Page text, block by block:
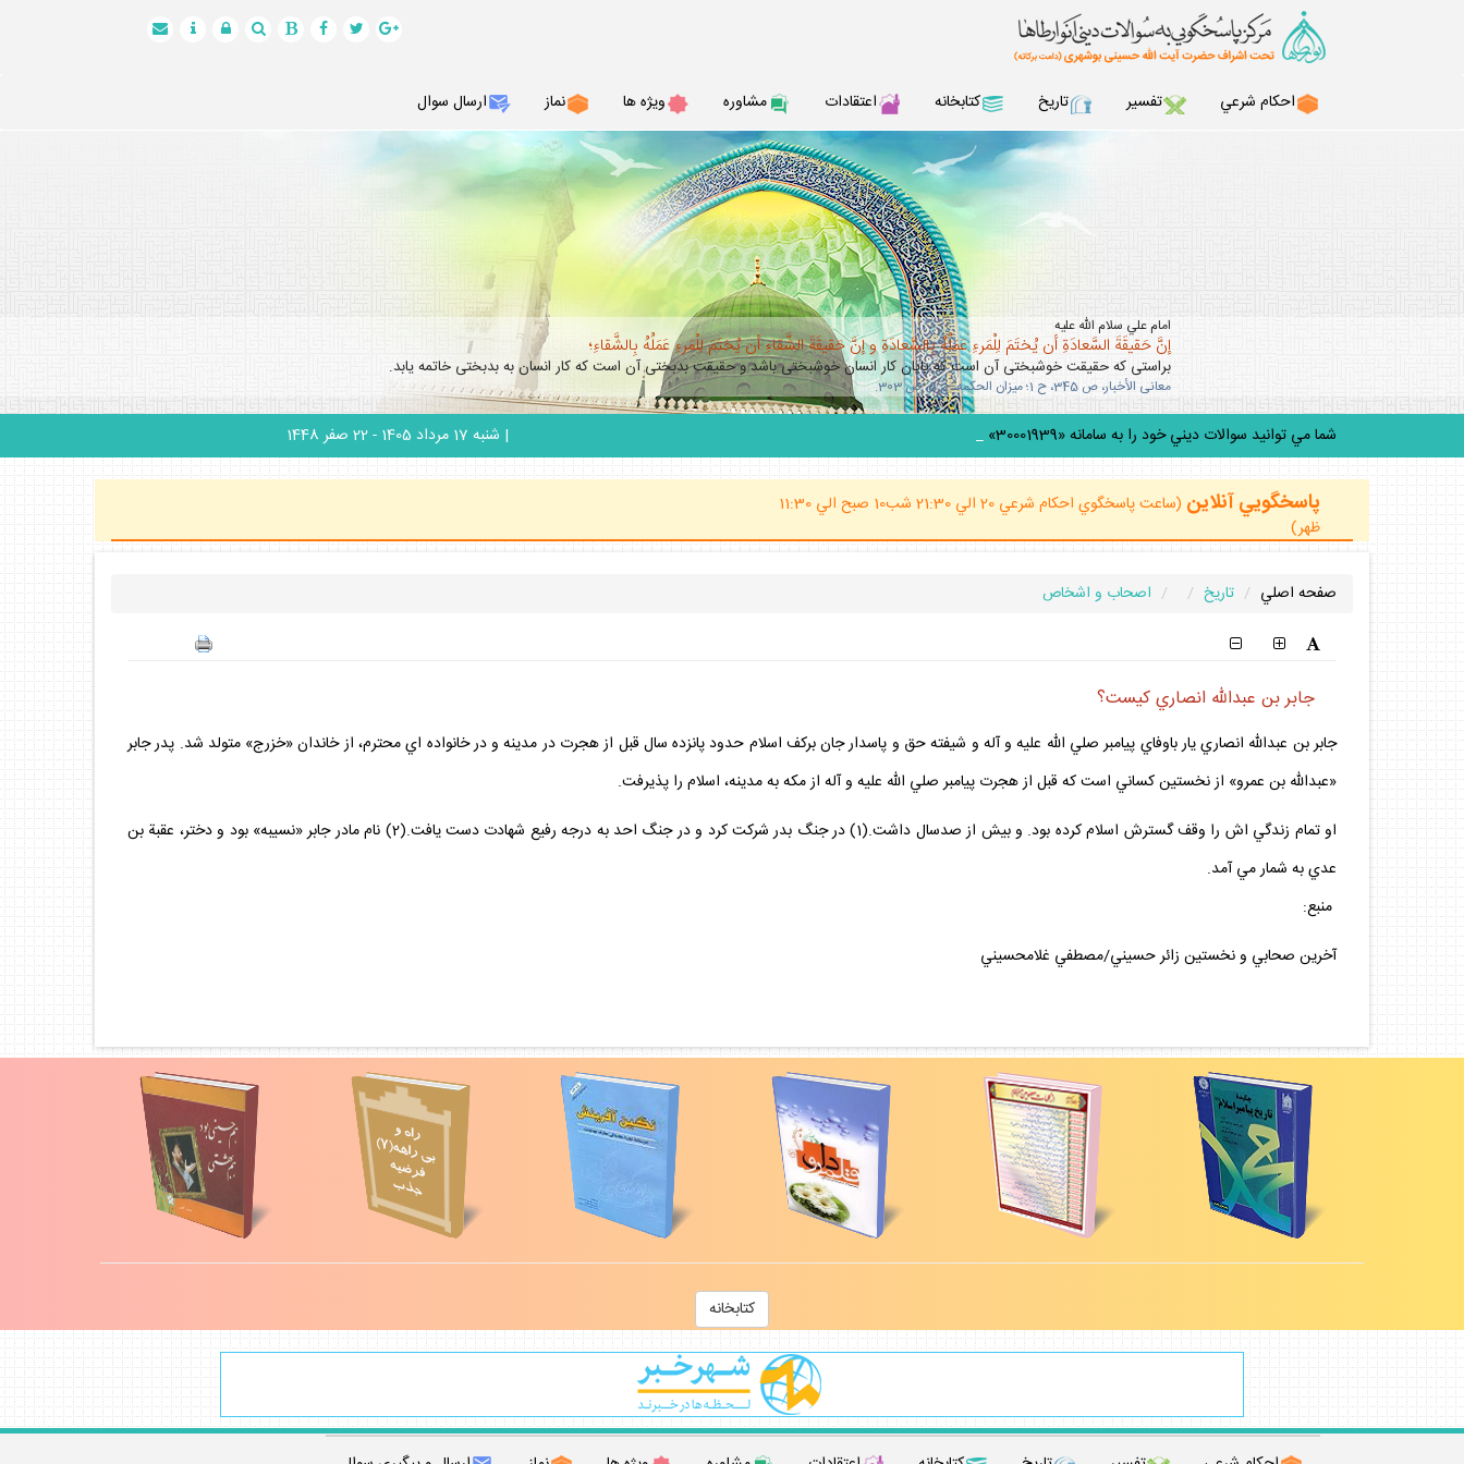
احكام شرعي تفسير تاريخ كتابخانه اعتقادات مشاوره ويژه ها نماز ارسال سوال
امام علي سلام الله عليه
إنَّ حَقيقَةَ السَّعادَةِ أن يُختَمَ لِلْمَرءِ عَمَلُهُ بِالسَّعادَةِ و إنَّ حَقيقَةَ الشَّقاءِ أن يُختَمَ لِلْمَرءِ عَمَلُهُ بِالشَّقاءِ؛
براستى كه حقيقت خوشبختى آن است كه پايان كار انسان خوشبختى باشد و حقيقت بدبختى آن است كه كار انسان به بدبختى خاتمه يابد.
معانى الأخبار، ص 345، ح 1؛ ميزان الحكمه، ج 5، ص 303.
شما مي توانيد سوالات ديني خود را به سامانه «30001939» پيام | شنبه 17 مرداد 1405 - 22 صفر 1448
پاسخگويي آنلاين
(ساعت پاسخگوي احكام شرعي 20 الي 21:30 شب10 صبح الي 11:30
ظهر)
صفحه اصلي تاريخ اصحاب و اشخاص
جابر بن عبداللّه انصاري كيست؟
جابر بن عبداللّه انصاري يار باوفاي پيامبر صلي الله عليه و آله و شيفته حق و پاسدار جان بركف اسلام حدود پانزده سال قبل از هجرت در مدينه و در خانواده اي محترم، از خاندان «خزرج» متولد شد. پدر جابر
«عبداللّه بن عمرو» از نخستين كساني است كه قبل از هجرت پيامبر صلي الله عليه و آله از مكه به مدينه، اسلام را پذيرفت.
او تمام زندگي اش را وقف گسترش اسلام كرده بود. و بيش از صدسال داشت.(1) در جنگ بدر شركت كرد و در جنگ احد به درجه رفيع شهادت دست يافت.(2) نام مادر جابر «نسيبه» بود و دختر، عقبة بن
عدي به شمار مي آمد.
منبع:
آخرين صحابي و نخستين زائر حسيني/مصطفي غلامحسيني
كتابخانه